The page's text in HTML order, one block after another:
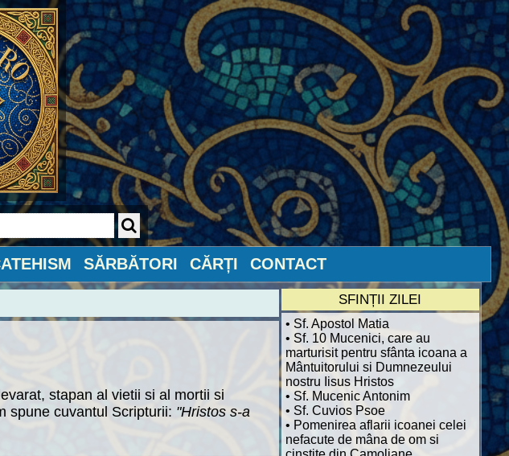
SĂRBĂTORI CĂRȚI CONTACT
stapan al vietii si al mortii si
spune cuvantul Scripturii: "Hristos s-a
SFINȚII ZILEI
• Sf. Apostol Matia
• Sf. 10 Mucenici, care au
marturisit pentru sfânta icoana a
Mântuitorului si Dumnezeului
nostru Iisus Hristos
• Sf. Mucenic Antonim
• Sf. Cuvios Psoe
• Pomenirea aflarii icoanei celei
nefacute de mâna de om si